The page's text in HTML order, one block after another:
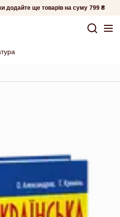
додайте ще товарів на суму 799 ₴